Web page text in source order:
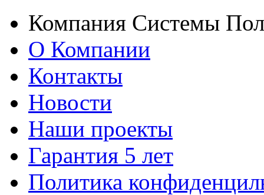
Компания Системы
О Компании
Контакты
Новости
Наши проекты
Гарантия 5 лет
Политика